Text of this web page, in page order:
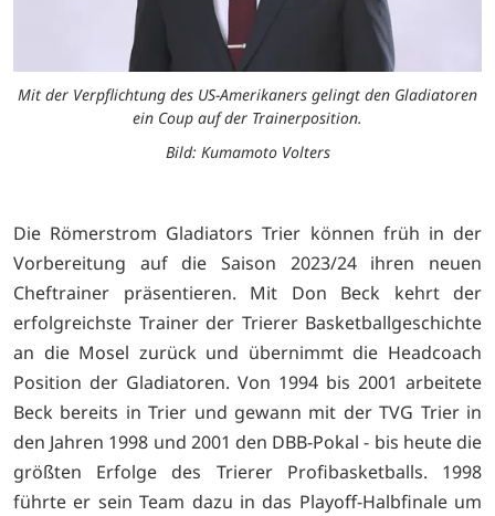
Mit der Verpflichtung des US-Amerikaners gelingt den Gladiatoren
ein Coup auf der Trainerposition.
Bild: Kumamoto Volters
Die Römerstrom Gladiators Trier können früh in der
Vorbereitung auf die Saison 2023/24 ihren neuen
Cheftrainer präsentieren. Mit Don Beck kehrt der
erfolgreichste Trainer der Trierer Basketballgeschichte
an die Mosel zurück und übernimmt die Headcoach
Position der Gladiatoren. Von 1994 bis 2001 arbeitete
Beck bereits in Trier und gewann mit der TVG Trier in
den Jahren 1998 und 2001 den DBB-Pokal - bis heute die
größten Erfolge des Trierer Profibasketballs. 1998
führte er sein Team dazu in das Playoff-Halbfinale um